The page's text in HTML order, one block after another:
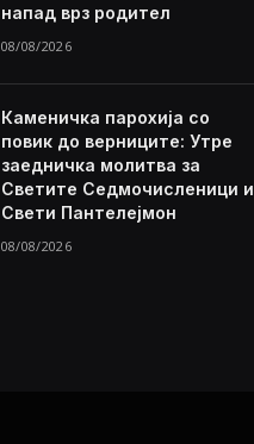
напад врз родител
08/08/2026
Каменичка парохија со
повик до верниците: Утре
заедничка молитва за
Светите Седмочисленици и
Свети Пантелејмон
08/08/2026